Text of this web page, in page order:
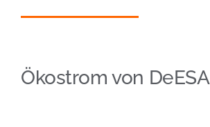
Ökostrom von DeESA